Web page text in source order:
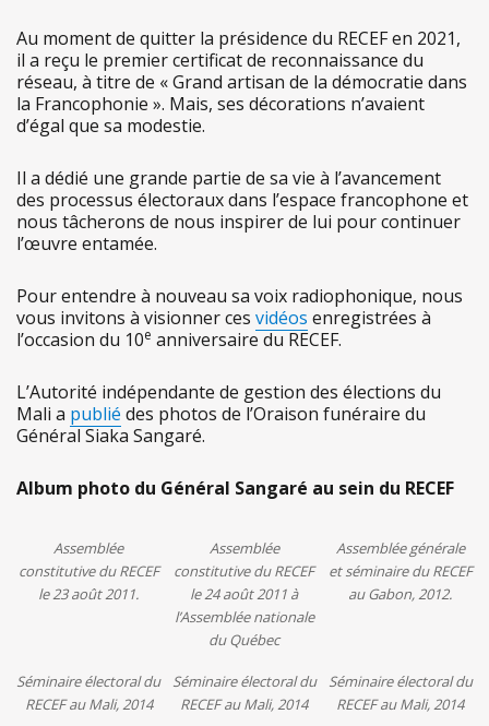
Au moment de quitter la présidence du RECEF en 2021,
il a reçu le premier certificat de reconnaissance du
réseau, à titre de « Grand artisan de la démocratie dans
la Francophonie ». Mais, ses décorations n’avaient
d’égal que sa modestie.
Il a dédié une grande partie de sa vie à l’avancement
des processus électoraux dans l’espace francophone et
nous tâcherons de nous inspirer de lui pour continuer
l’œuvre entamée.
Pour entendre à nouveau sa voix radiophonique, nous
vous invitons à visionner ces vidéos enregistrées à
l’occasion du 10e anniversaire du RECEF.
L’Autorité indépendante de gestion des élections du
Mali a publié des photos de l’Oraison funéraire du
Général Siaka Sangaré.
Album photo du Général Sangaré au sein du RECEF
Assemblée
constitutive du RECEF
le 23 août 2011.
Assemblée
constitutive du RECEF
le 24 août 2011 à
l’Assemblée nationale
du Québec
Assemblée générale
et séminaire du RECEF
au Gabon, 2012.
Séminaire électoral du
RECEF au Mali, 2014
Séminaire électoral du
RECEF au Mali, 2014
Séminaire électoral du
RECEF au Mali, 2014